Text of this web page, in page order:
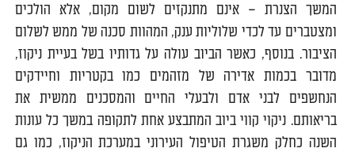
המשך הצנרת – אינם מתנקזים לשום מקום, אלא הולכים
ומצטברים עד לכדי שלוליות ענק, המהוות סכנה של ממש לשלום
הציבור. בנוסף, כאשר הביוב עולה על גדותיו בשל בעיית ניקוז,
מדובר בכמות אדירה של מזהמים כמו בקטריות וחיידקים
הנחשפים לבני אדם ולבעלי החיים והמסכנים ממשית את
בריאותם. ניקוי קווי ביוב המתבצע אחת לתקופה במשך כל עונות
השנה כחלק משגרת הטיפול העירוני במערכת הניקוז, כמו גם